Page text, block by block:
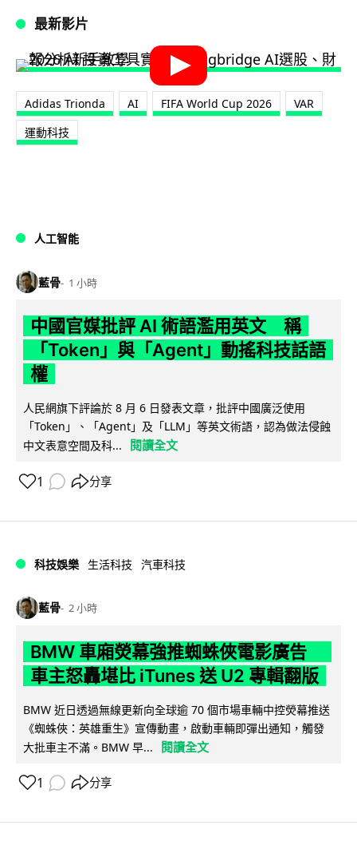
最新影片
Adidas Trionda AI FIFA World Cup 2026
VAR
運動科技
人工智能
藍骨 1 小時
中國官媒批評 AI 術語濫用英文 稱
「Token」與「Agent」動搖科技話語
權
人民網旗下評論於 8 月 6 日發表文章，批評中國廣泛使用
「Token」、「Agent」及「LLM」等英文術語，認為做法侵蝕
中文表意空間及科...
閱讀全文
1 分享
科技娛樂 生活科技 汽車科技
藍骨 2 小時
BMW 車廂熒幕強推蜘蛛俠電影廣告
車主怒轟堪比 iTunes 送 U2 專輯翻版
BMW 近日透過無線更新向全球逾 70 個市場車輛中控熒幕推送
《蜘蛛俠：英雄重生》宣傳動畫，啟動車輛即彈出通知，觸發
大批車主不滿。BMW 早...
閱讀全文
1 分享